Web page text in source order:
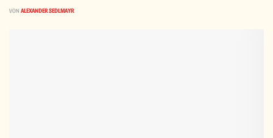
VON ALEXANDER SEDLMAYR